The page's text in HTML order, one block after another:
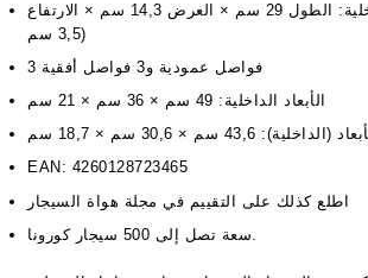
صينيتان (الأبعاد الداخلية: الطول 29 سم × العرض 14,3 سم × الارتفاع
3,5 سم)
3 فواصل عمودية و3 فواصل أفقية
الأبعاد الداخلية: 49 سم × 36 سم × 21 سم
(الداخلية): 43,6 سم × 30,6 سم × 18,7 سم
EAN: 4260128723465
اطلع كذلك على التقييم في مجلة هواة السيجار
سعة تصل إلى 500 سيجار كورونا.